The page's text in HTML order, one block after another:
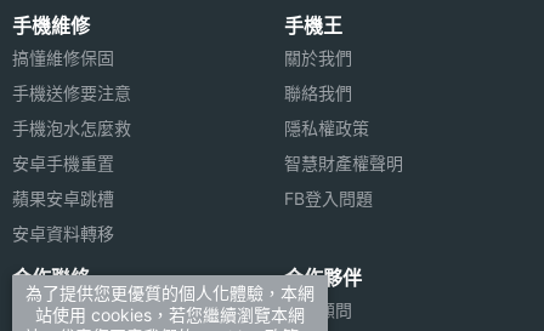
手機維修
搞懂維修保固
手機送修要注意
手機泡水怎麼救
安卓手機重置
蘋果安卓跳槽
安卓資料轉移
手機王
關於我們
聯絡我們
隱私權政策
智慧財產權聲明
FB登入問題
合作聯絡
廣告刊登
合作夥伴
法律顧問
為了提供您更優質的個人化體驗，本網
站使用 cookies，若您繼續瀏覽本網